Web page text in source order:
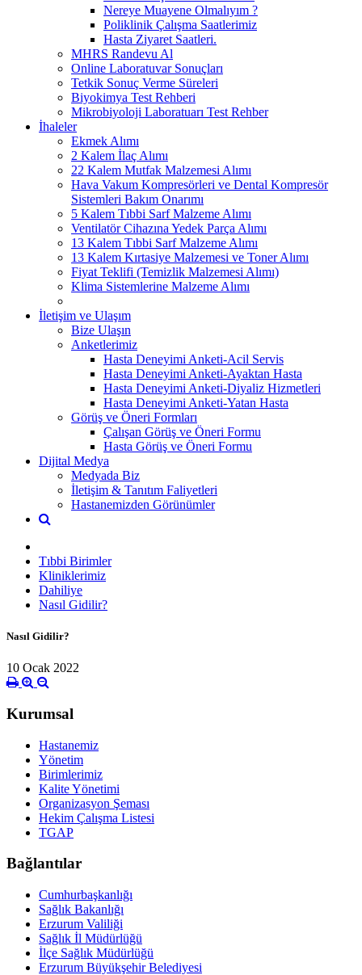
Nereye Muayene Olmalıyım ?
Poliklinik Çalışma Saatlerimiz
Hasta Ziyaret Saatleri.
MHRS Randevu Al
Online Laboratuvar Sonuçları
Tetkik Sonuç Verme Süreleri
Biyokimya Test Rehberi
Mikrobiyoloji Laboratuarı Test Rehber
İhaleler
Ekmek Alımı
2 Kalem İlaç Alımı
22 Kalem Mutfak Malzemesi Alımı
Hava Vakum Kompresörleri ve Dental Kompresör
Sistemleri Bakım Onarımı
5 Kalem Tıbbi Sarf Malzeme Alımı
Ventilatör Cihazına Yedek Parça Alımı
13 Kalem Tıbbi Sarf Malzeme Alımı
13 Kalem Kırtasiye Malzemesi ve Toner Alımı
Fiyat Teklifi (Temizlik Malzemesi Alımı)
Klima Sistemlerine Malzeme Alımı
İletişim ve Ulaşım
Bize Ulaşın
Anketlerimiz
Hasta Deneyimi Anketi-Acil Servis
Hasta Deneyimi Anketi-Ayaktan Hasta
Hasta Deneyimi Anketi-Diyaliz Hizmetleri
Hasta Deneyimi Anketi-Yatan Hasta
Görüş ve Öneri Formları
Çalışan Görüş ve Öneri Formu
Hasta Görüş ve Öneri Formu
Dijital Medya
Medyada Biz
İletişim & Tanıtım Faliyetleri
Hastanemizden Görünümler
Tıbbi Birimler
Kliniklerimiz
Dahiliye
Nasıl Gidilir?
Nasıl Gidilir?
10 Ocak 2022
Kurumsal
Hastanemiz
Yönetim
Birimlerimiz
Kalite Yönetimi
Organizasyon Şeması
Hekim Çalışma Listesi
TGAP
Bağlantılar
Cumhurbaşkanlığı
Sağlık Bakanlığı
Erzurum Valiliği
Sağlık İl Müdürlüğü
İlçe Sağlık Müdürlüğü
Erzurum Büyükşehir Belediyesi